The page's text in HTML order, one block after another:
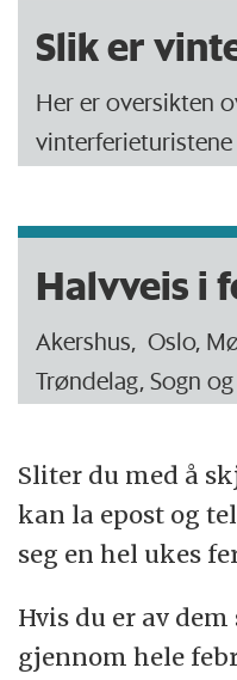
Slik er
Her er oversikten
noen kombinerer
Skiaktiviteter:
Storby: 30
Shopping: 12
Spa. helse og
Annet/vet ikke:
Halvveis i
Akershus, Oslo,
Trøndelag, Sogn
Finnmark er
Denne uken er det
Hedmark,
Oppland og noen
Sliter du med å
kan la epost og
seg en hel ukes
Hvis du er av
gjennom hele